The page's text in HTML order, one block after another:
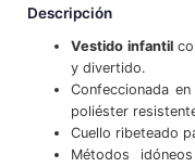
Descripción
Vestido infantil
y divertido.
Confeccionada
poliéster
Cuello ribeteado
Métodos